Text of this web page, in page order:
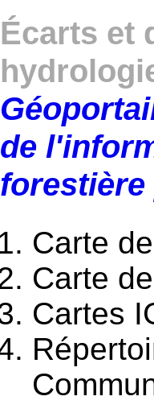
Écarts et
de
forestière
Carte
Carte
Cartes